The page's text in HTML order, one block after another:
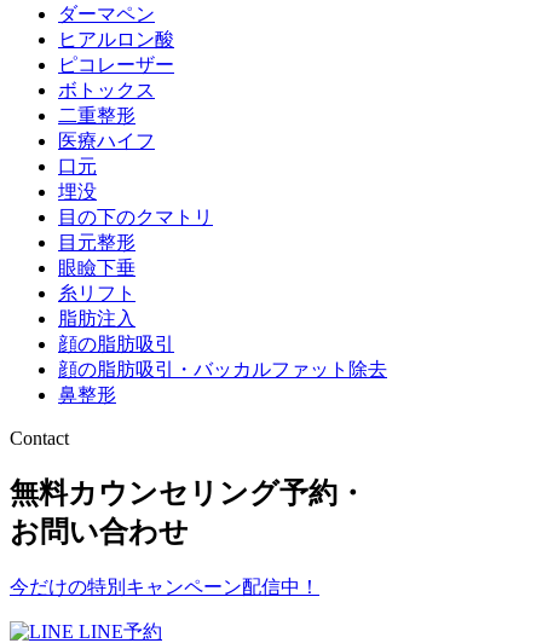
ダーマペン
ヒアルロン酸
ピコレーザー
ボトックス
二重整形
医療ハイフ
口元
埋没
目の下のクマトリ
目元整形
眼瞼下垂
糸リフト
脂肪注入
顔の脂肪吸引
顔の脂肪吸引・バッカルファット除去
鼻整形
Contact
無料カウンセリング予約・
お問い合わせ
今だけの特別キャンペーン配信中！
LINE予約